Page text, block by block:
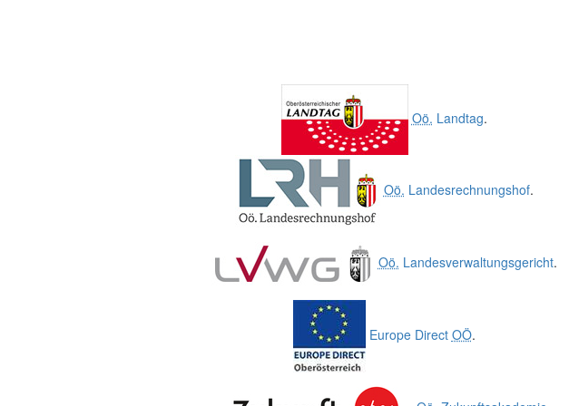
Oö. Landtag.
Oö. Landesrechnungshof.
Oö. Landesverwaltungsgericht.
Europe Direct OÖ.